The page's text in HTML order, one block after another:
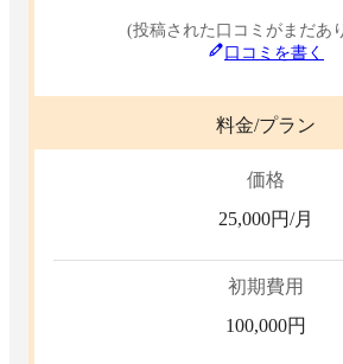
(投稿された口コミがまだあ
口コミを書く
料金/プラン
価格
25,000円/月
初期費用
100,000円